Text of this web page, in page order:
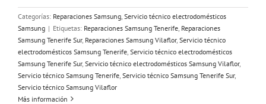
Categorías: Reparaciones Samsung Servicio técnico electrodomésticos
Samsung | Etiquetas: Reparaciones Samsung Tenerife Reparaciones
Samsung Tenerife Sur, Reparaciones Samsung Vilaflor, Servicio técnico
electrodomésticos Samsung Tenerife Servicio técnico electrodomésticos
Samsung Tenerife Sur, Servicio técnico electrodomésticos Samsung Vilaflor,
Servicio técnico Samsung Tenerife Servicio técnico Samsung Tenerife Sur,
Servicio técnico Samsung Vilaflor
Más información